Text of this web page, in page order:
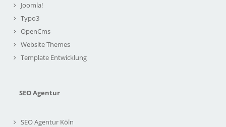
Joomla!
Typo3
OpenCms
Website Themes
Template Entwicklung
SEO Agentur
SEO Agentur Köln